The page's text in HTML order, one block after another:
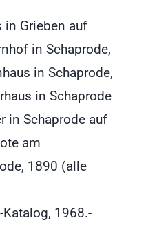
in Grieben auf
in Schaprode,
in Schaprode,
in Schaprode
in Schaprode auf
am
1890 (alle
1968.-